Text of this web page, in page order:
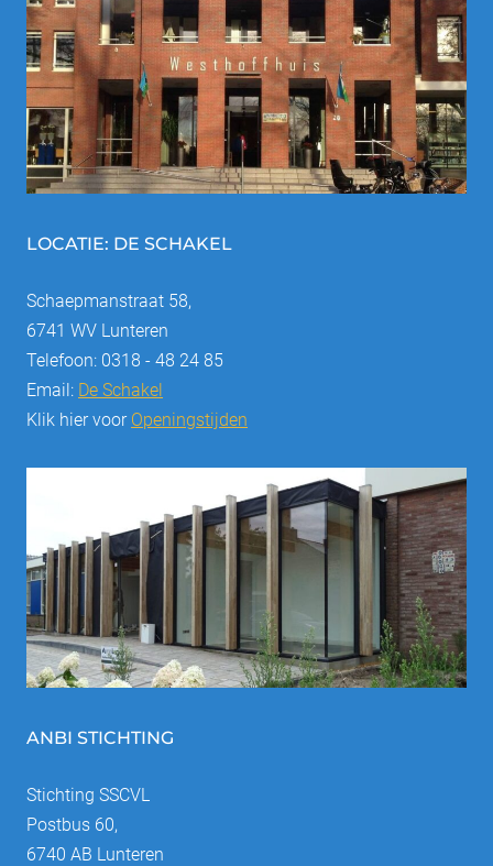
LOCATIE: DE SCHAKEL
Schaepmanstraat 58,
6741 WV Lunteren
Telefoon: 0318 - 48 24 85
Email: De Schakel
Klik hier voor Openingstijden
ANBI STICHTING
Stichting SSCVL
Postbus 60,
6740 AB Lunteren